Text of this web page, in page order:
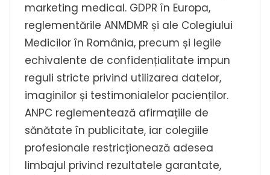
marketing medical. GDPR în Europa,
reglementările ANMDMR și ale Colegiului
Medicilor în România, precum și legile
echivalente de confidențialitate impun
reguli stricte privind utilizarea datelor,
imaginilor și testimonialelor pacienților.
ANPC reglementează afirmațiile de
sănătate în publicitate, iar colegiile
profesionale restricționează adesea
limbajul privind rezultatele garantate,